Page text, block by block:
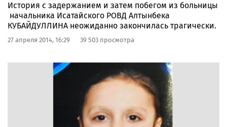
История с задержанием и затем побегом из больницы
начальника Исатайского РОВД Алтынбека
КУБАЙДУЛЛИНА неожиданно закончилась трагически.
27 апреля 2014, 16:29 39 503 просмотра